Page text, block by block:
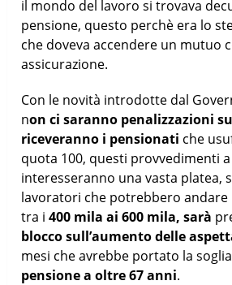
il mondo del lavoro si trovava
pensione, questo perchè era lo
che doveva accendere un mutuo
assicurazione.
Con le novità introdotte dal
non ci saranno penalizzazioni
riceveranno i pensionati che
quota 100, questi provvedimenti
interesseranno una vasta platea,
lavoratori che potrebbero andare
tra i 400 mila ai 600 mila, sarà
blocco sull’aumento delle
mesi che avrebbe portato la
pensione a oltre 67 anni.